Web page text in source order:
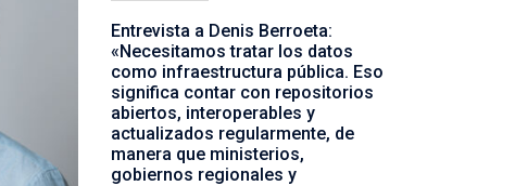
Entrevista a Denis Berroeta:
«Necesitamos tratar los datos
como infraestructura pública. Eso
significa contar con repositorios
abiertos, interoperables y
actualizados regularmente, de
manera que ministerios,
gobiernos regionales y